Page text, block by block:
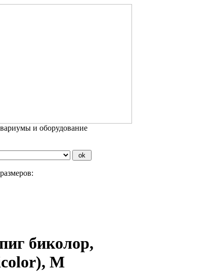
и оборудование
биколор,
M